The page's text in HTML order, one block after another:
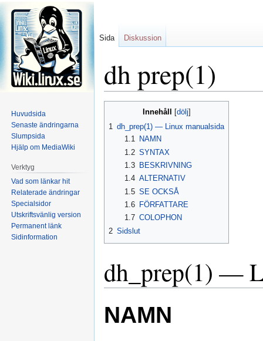
dh prep(1)
navigering
Innehåll
1 dh_prep(1) — Linux manualsida
1.1
NAMN
1.2 SYNTAX
1.3
BESKRIVNING
1.4 ALTERNATIV
1.5 SE OCKSÅ
1.6
FÖRFATTARE
1.7 COLOPHON
2 Sidslut
dh_prep(1) —
NAMN
Sida Diskussion
Huvudsida
Senaste ändringarna
Slumpsida
Hjälp om MediaWiki
Verktyg
Vad som länkar hit
Relaterade ändringar
Specialsidor
Utskriftsvänlig version
Permanent länk
Sidinformation